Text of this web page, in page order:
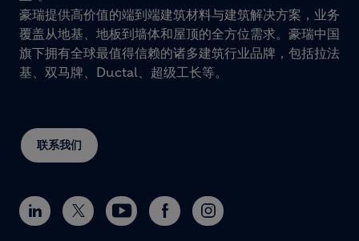
联系我们
豪瑞提供高价值的端到端建筑材料与建筑解决方案，业务
覆盖从地基、地板到墙体和屋顶的全方位需求。豪瑞中国
旗下拥有全球最值得信赖的诸多建筑行业品牌，包括拉法
基、双马牌、Ductal、超级工长等。